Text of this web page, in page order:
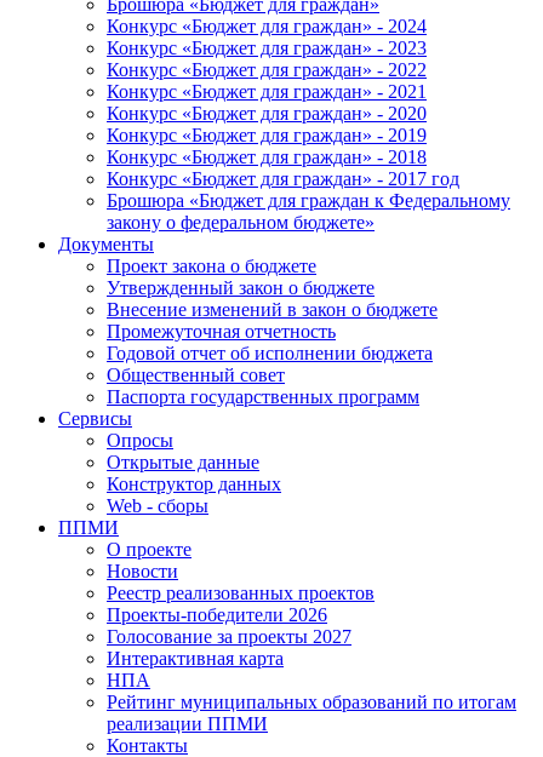
Брошюра «Бюджет для граждан»
Конкурс «Бюджет для граждан» - 2024
Конкурс «Бюджет для граждан» - 2023
Конкурс «Бюджет для граждан» - 2022
Конкурс «Бюджет для граждан» - 2021
Конкурс «Бюджет для граждан» - 2020
Конкурс «Бюджет для граждан» - 2019
Конкурс «Бюджет для граждан» - 2018
Конкурс «Бюджет для граждан» - 2017 год
Брошюра «Бюджет для граждан к Федеральному
закону о федеральном бюджете»
Документы
Проект закона о бюджете
Утвержденный закон о бюджете
Внесение изменений в закон о бюджете
Промежуточная отчетность
Годовой отчет об исполнении бюджета
Общественный совет
Паспорта государственных программ
Сервисы
Опросы
Открытые данные
Конструктор данных
Web - сборы
ППМИ
О проекте
Новости
Реестр реализованных проектов
Проекты-победители 2026
Голосование за проекты 2027
Интерактивная карта
НПА
Рейтинг муниципальных образований по итогам
реализации ППМИ
Контакты